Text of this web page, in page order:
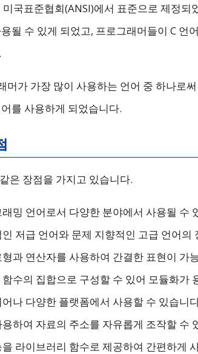
국표준협회(ANSI)에서 표준으로 제정되
될 수 있게 되었고, 프로그래머들이 C 언
머가 가장 많이 사용하는 언어 중 하나로
를 사용하게 되었습니다.
은 장점을 가지고 있습니다.
밍 언어로서 다양한 분야에서 사용될 수
저급 언어와 문제 지향적인 고급 언어의
과 연산자를 사용하여 간결한 표현이 가
수의 집합으로 구성할 수 있어 모듈화가
나 다양한 플랫폼에서 사용할 수 있습니
하여 자료의 주소를 자유롭게 조작할 수
라이브러리 함수로 제공하여 간편하게